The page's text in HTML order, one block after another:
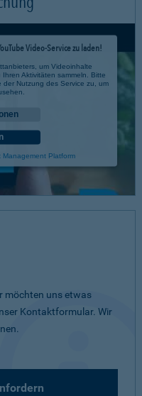
Video-Service zu laden!
um Videoinhalte
Aktivitäten sammeln. Bitte
der Nutzung des Service zu, um
Management Platform
möchten uns etwas
Kontaktformular. Wir